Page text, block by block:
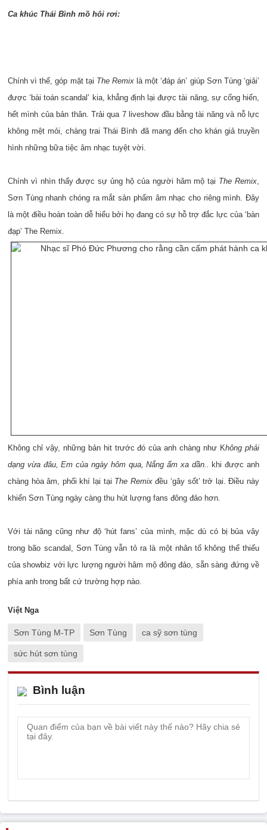
Ca khúc Thái Bình mồ hôi rơi:
Chính vì thế, góp mặt tại The Remixlà một ‘đáp án’ giúp Sơn Tùng ‘giải’
được ‘bài toán scandal’ kia, khẳng định lại được tài năng, sự cống hiến,
hết mình của bản thân. Trải qua 7 liveshow đầu bằng tài năng và nỗ lực
không mệt mỏi, chàng trai Thái Bình đã mang đến cho khán giả truyền
hình những bữa tiệc âm nhạc tuyệt vời.
Chính vì nhìn thấy được sự ủng hộ của người hâm mộ tại The Remix,
Sơn Tùng nhanh chóng ra mắt sản phẩm âm nhạc cho riêng mình. Đây
là một điều hoàn toàn dễ hiểu bởi họ đang có sự hỗ trợ đắc lực của ‘bàn
đạp’ The Remix.
Không chỉ vậy, những bản hit trước đó của anh chàng như Không phải
dạng vừa đâu, Em của ngày hôm qua, Nắng ấm xa dần.. khi được anh
chàng hòa âm, phối khí lại tại The Remixđều ‘gây sốt’ trở lại. Điều này
khiến Sơn Tùng ngày càng thu hút lượng fans đông đảo hơn.
Với tài năng cũng như độ ‘hút fans’ của mình, mặc dù có bị bủa vây
trong bão scandal, Sơn Tùng vẫn tỏ ra là một nhân tố không thể thiếu
của showbiz với lực lượng người hâm mộ đông đảo, sẵn sàng đứng về
phía anh trong bất cứ trường hợp nào.
Việt Nga
Sơn Tùng M-TP Sơn Tùng ca sỹ sơn tùng
sức hút sơn tùng
Bình luận